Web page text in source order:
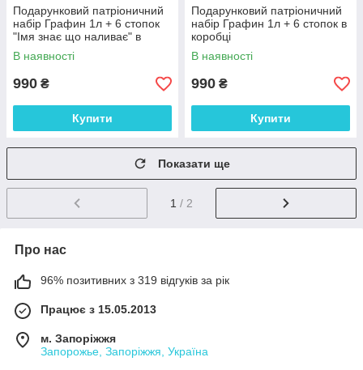
Подарунковий патріоничний
набір Графин 1л + 6 стопок
"Імя знає що наливає" в
коробці
В наявності
990 ₴
Купити
Подарунковий патріоничний
набір Графин 1л + 6 стопок в
коробці
В наявності
990 ₴
Купити
Показати ще
1 / 2
Про нас
96% позитивних з 319 відгуків за рік
Працює з 15.05.2013
м. Запоріжжя
Запорожье, Запоріжжя, Україна